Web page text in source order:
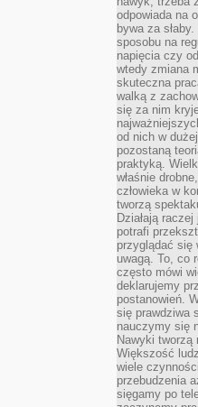
odpowiada na
bywa za
sposobu na
napięcia czy
wtedy zmiana
skuteczna
walką z
się za nim
od nich w
pozostaną
praktyką.
właśnie
człowieka w
tworzą
Działają
potrafi
przyglądać się
uwagą. To, co
często mówi
deklarujemy
postanowień.
się prawdziwa
nauczymy się
Nawyki
Większość
wiele
przebudzenia
sięgamy po